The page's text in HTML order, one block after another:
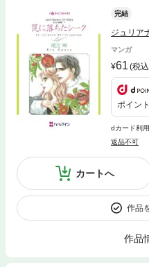
完結
ジュリア
マンガ
61 (税
ポイン
dカード利
返品不可
カートへ
作品
作品